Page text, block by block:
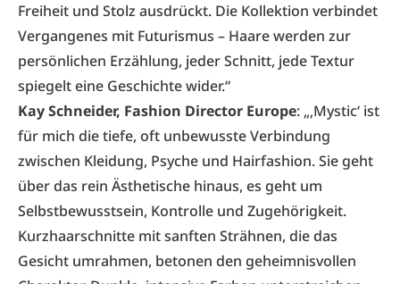
Freiheit und Stolz ausdrückt. Die Kollektion verbindet
Vergangenes mit Futurismus – Haare werden zur
persönlichen Erzählung, jeder Schnitt, jede Textur
spiegelt eine Geschichte wider.“
Kay Schneider, Fashion Director Europe: „‚Mystic‘ ist
für mich die tiefe, oft unbewusste Verbindung
zwischen Kleidung, Psyche und Hairfashion. Sie geht
über das rein Ästhetische hinaus, es geht um
Selbstbewusstsein, Kontrolle und Zugehörigkeit.
Kurzhaarschnitte mit sanften Strähnen, die das
Gesicht umrahmen, betonen den geheimnisvollen